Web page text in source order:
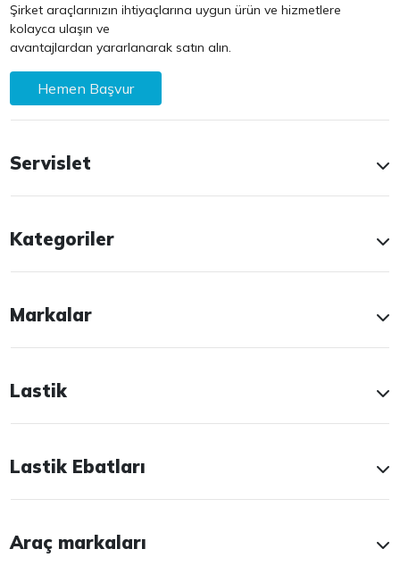
Şirket araçlarınızın ihtiyaçlarına uygun ürün ve hizmetlere
kolayca ulaşın ve
avantajlardan yararlanarak satın alın.
Hemen Başvur
Servislet
Kategoriler
Markalar
Lastik
Lastik Ebatları
Araç markaları